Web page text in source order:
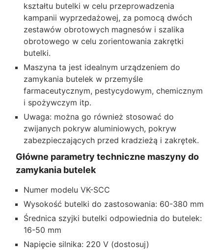
kształtu butelki w celu przeprowadzenia
kampanii wyprzedażowej, za pomocą dwóch
zestawów obrotowych magnesów i szalika
obrotowego w celu zorientowania zakrętki
butelki.
Maszyna ta jest idealnym urządzeniem do
zamykania butelek w przemyśle
farmaceutycznym, pestycydowym, chemicznym
i spożywczym itp.
Uwaga: można go również stosować do
zwijanych pokryw aluminiowych, pokryw
zabezpieczających przed kradzieżą i zakrętek.
Główne parametry techniczne maszyny do
zamykania butelek
Numer modelu VK-SCC
Wysokość butelki do zastosowania: 60-380 mm
Średnica szyjki butelki odpowiednia do butelek:
16-50 mm
Napięcie silnika: 220 V (dostosuj)